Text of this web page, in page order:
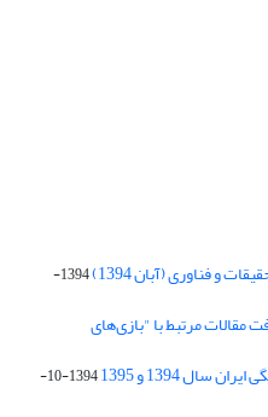
و فناوری (آبان 1394)
1394-
1395 برای دریافت مقالات مرتبط با "بازی‌های
1394 و 1395
1394-10-